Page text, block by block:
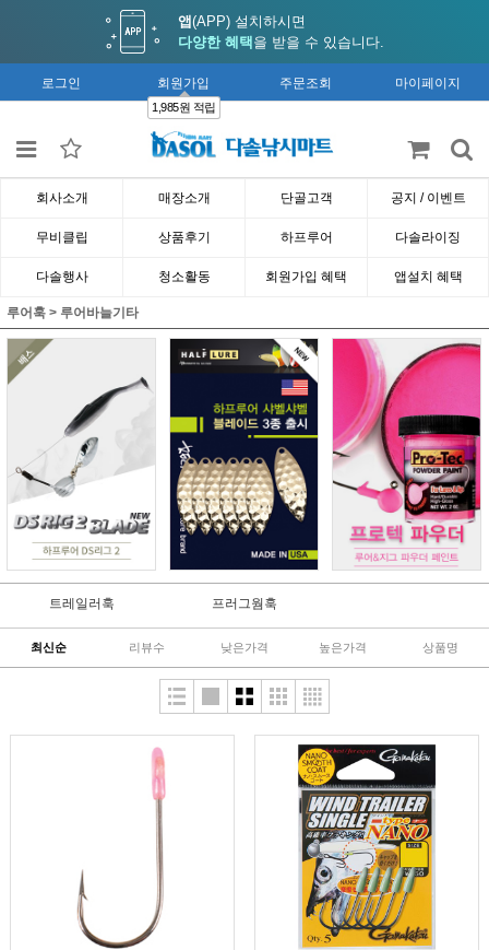
앱(APP) 설치하시면
다양한 혜택 을 받을 수 있습니다.
로그인 회원가입
1,985원 적립
주문조회 마이페이지
회사소개 매장소개 단골고객 공지 / 이벤트
무비클립 상품후기 하프루어 다솔라이징
다솔행사 청소활동 회원가입 혜택 앱설치 혜택
루어훅 > 루어바늘기타
트레일러훅 프러그웜훅
최신순 리뷰수 낮은가격 높은가격 상품명